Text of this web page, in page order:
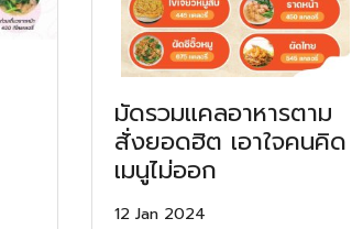
มัดรวมแคลอาหารตาม
สั่งยอดฮิต เอาใจคนคิด
เมนูไม่ออก
12 Jan 2024